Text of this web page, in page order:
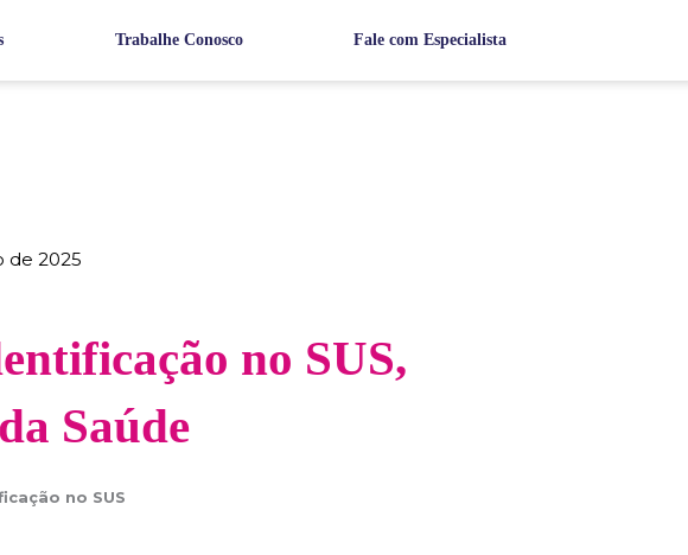
Trabalhe Conosco Fale com Especialista
de 2025
no SUS,
Saúde
no SUS